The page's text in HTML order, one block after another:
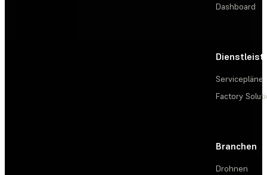
Dashboard
Servicepläne
Factory
Branchen
Drohnen